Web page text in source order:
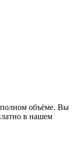
полном объёме. Вы
в нашем